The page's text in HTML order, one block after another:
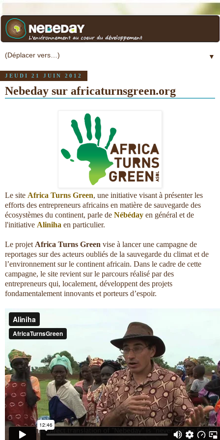
▼
JEUDI 21 JUIN 2012
Nebeday sur africaturnsgreen.org
Le site Africa Turns Green, une initiative visant à présenter les
efforts des entrepreneurs africains en matière de sauvegarde des
écosystèmes du continent, parle de Nébéday en général et de
l'initiative Aliniha en particulier.
Le projet Africa Turns Green vise à lancer une campagne de
reportages sur des acteurs oubliés de la sauvegarde du climat et de
l’environnement sur le continent africain. Dans le cadre de cette
campagne, le site revient sur le parcours réalisé par des
entrepreneurs qui, localement, développent des projets
fondamentalement innovants et porteurs d’espoir.